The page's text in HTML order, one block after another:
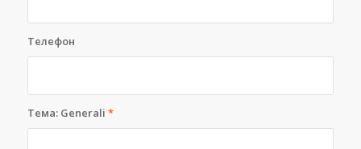
Телефон
Тема: Generali *